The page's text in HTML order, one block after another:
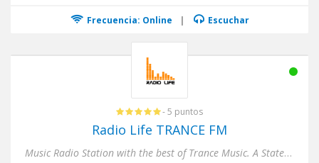
Frecuencia: Online | Escuchar
- 5 puntos
Radio Life TRANCE FM
Music Radio Station with the best of Trance Music. A State of Trance, Progressive Trance, Dream Trance, Vocal Trance....